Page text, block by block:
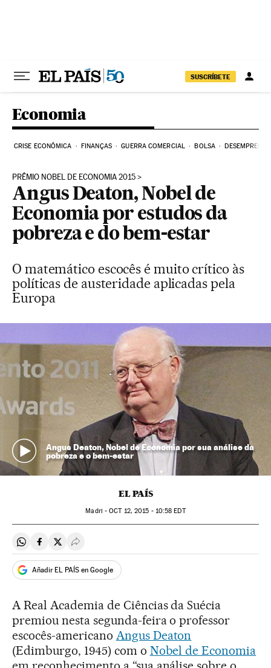
SUSCRÍBETE
Economia
CRISE ECONÔMICA FINANÇAS GUERRA COMERCIAL BOLSA DESEMPREGO
PRÊMIO NOBEL DE ECONOMIA 2015
Angus Deaton, Nobel de
Economia por estudos da
pobreza e do bem-estar
O matemático escocês é muito crítico às
políticas de austeridade aplicadas pela
Europa
Angus Deaton, Nobel de Economia por sua análise da
pobreza e o bem-estar
EL PAÍS
Madri -OCT12, 2015 - 10:58 EDT
Compartir en Whatsapp
Compartir en Facebook
Compartir en Twitter
Desplegar Redes Sociales
Añadir EL PAÍS en Google
A Real Academia de Ciências da Suécia
premiou nesta segunda-feira o professor
escocês-americano Angus Deaton
(Edimburgo, 1945) com o Nobel de Economia